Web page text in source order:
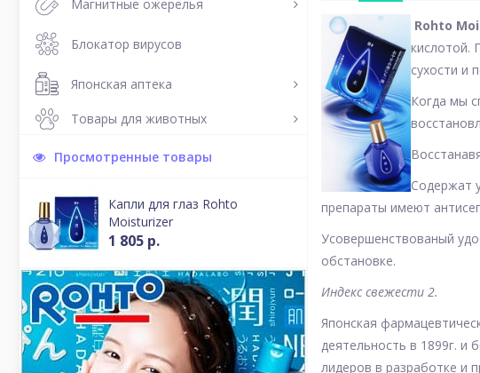
Магнитные ожерелья
Блокатор вирусов
Японская аптека
Товары для животных
Просмотренные товары
Капли для глаз Rohto
Moisturizer
1 805 р.
Rohto
кислотой.
сухости и
Когда мы
Содержат
препараты имеют
Усовершенствованый
обстановке.
Индекс свежести 2.
Японская
деятельность в 1899г. и
лидеров в разработке и